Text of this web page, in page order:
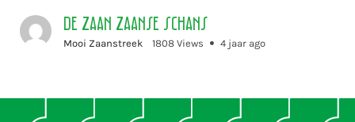
De Zaan Zaanse Schans
Mooi Zaanstreek 1808 Views 4 jaar ago